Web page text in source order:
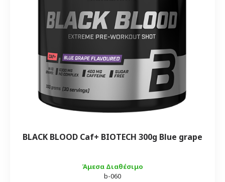
Άμεσα Διαθέσιμο
b-060
BLACK BLOOD Caf+ BIOTECH 300g Blue grape